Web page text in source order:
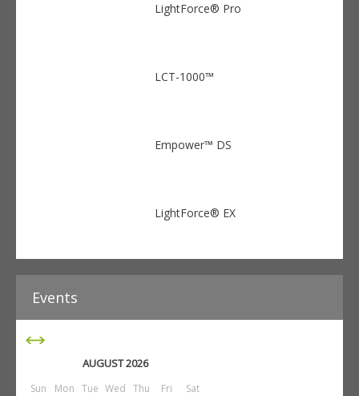
LightForce® Pro
LCT-1000™
Empower™ DS
LightForce® EX
AUGUST 2026
Sun Mon Tue Wed Thu Fri Sat